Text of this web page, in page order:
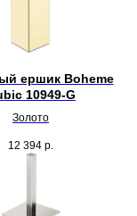
ершик Boheme
10949-G
Золото
12 394 р.